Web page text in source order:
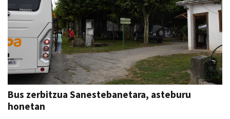
Bus zerbitzua Sanestebanetara, asteburu
honetan